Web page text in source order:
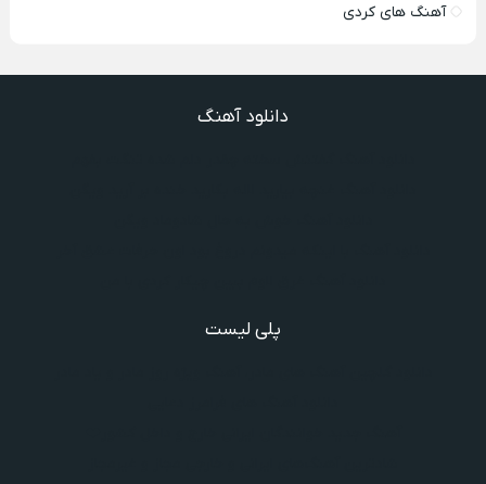
آهنگ های کردی
دانلود آهنگ
پلی لیست